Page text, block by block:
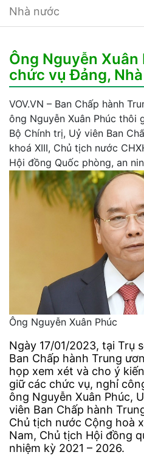
Nhà nước
Ông Nguyễn
chức vụ Đảng,
VOV.VN – Ban Chấp hành
ông Nguyễn Xuân Phúc thôi
Bộ Chính trị, Uỷ viên Ban
khoá XIII, Chủ tịch nước
Hội đồng Quốc phòng, an
Ông Nguyễn Xuân Phúc
Ngày 17/01/2023, tại Trụ
Ban Chấp hành Trung
họp xem xét và cho ý
giữ các chức vụ, nghỉ
ông Nguyễn Xuân Phúc,
viên Ban Chấp hành
Chủ tịch nước Cộng hoà
Nam, Chủ tịch Hội đồng
nhiệm kỳ 2021 – 2026.